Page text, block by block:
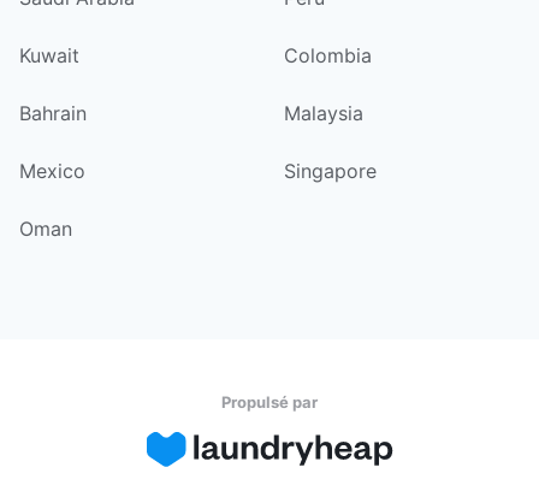
Kuwait Colombia
Bahrain Malaysia
Mexico Singapore
Oman
Propulsé par